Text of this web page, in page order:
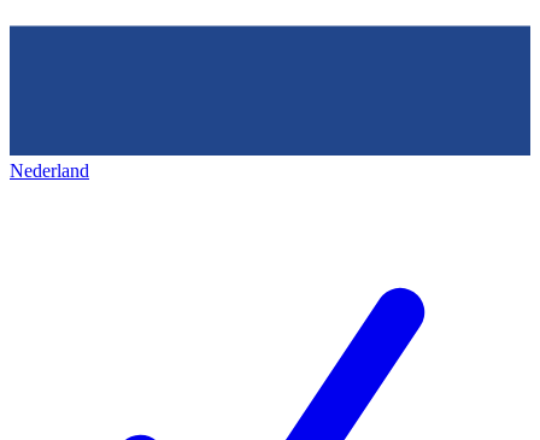
Nederland